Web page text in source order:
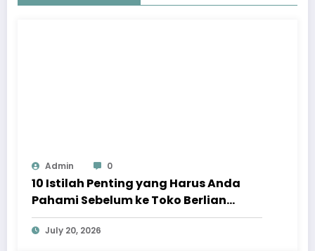
Admin 0
10 Istilah Penting yang Harus Anda
Pahami Sebelum ke Toko Berlian
Taman Anggrek
July 20, 2026